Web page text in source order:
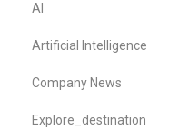
AI
Artificial Intelligence
Company News
Explore_destination